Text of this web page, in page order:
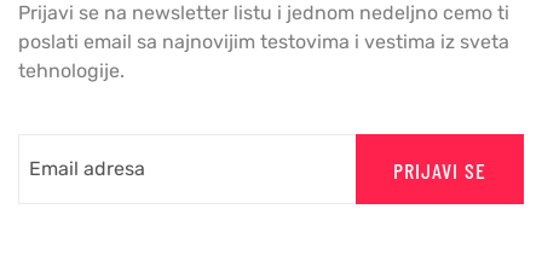
Prijavi se na newsletter listu i jednom nedeljno cemo ti
poslati email sa najnovijim testovima i vestima iz sveta
tehnologije.
PRIJAVI SE